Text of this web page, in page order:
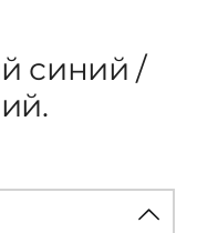
синий /